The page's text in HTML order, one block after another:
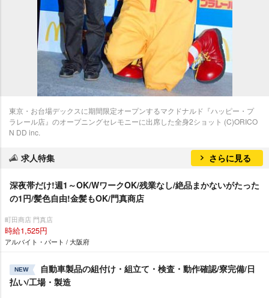
東京・お台場デックスに期間限定オープンするマクドナルド『ハッピー・プ
ラレール店』のオープニングセレモニーに出席した全身2ショット (C)ORICO
N DD inc.
求人特集 さらに見る
深夜帯だけ!週1～OK/WワークOK/残業なし/絶品まかないがたった
の1円/髪色自由!金髪もOK/門真商店
町田商店 門真店
時給1,525円
アルバイト・パート / 大阪府
NEW
自動車製品の組付け・組立て・検査・動作確認/寮完備/日
払い/工場・製造